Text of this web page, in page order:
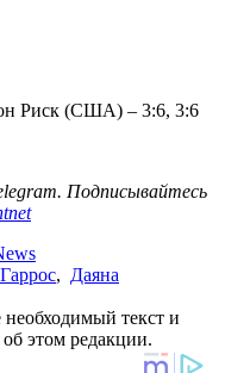
Риск (США) – 3:6, 3:6
Подписывайтесь
, Даяна
текст и
этом редакции.